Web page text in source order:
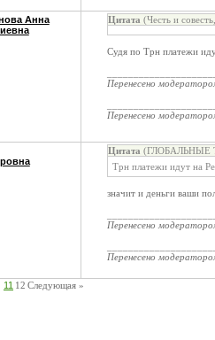
Анна
Цитата (Честь и
Судя по Трн платежи
Перенесено
Перенесено
Цитата (ГЛОБАЛЬНЫЕ
Трн платежи идут на
значит и деньги ваши
Перенесено
Перенесено
11 12 Следующая »